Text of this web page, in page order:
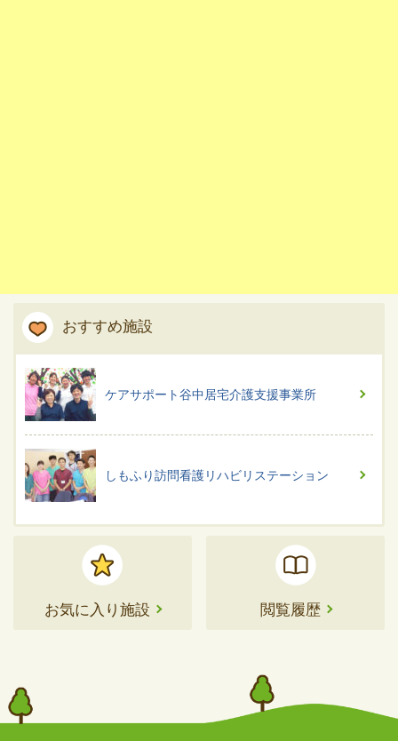
おすすめ施設
ケアサポート谷中居宅介護支援事業所
しもふり訪問看護リハビリステーション
お気に入り施設 閲覧履歴